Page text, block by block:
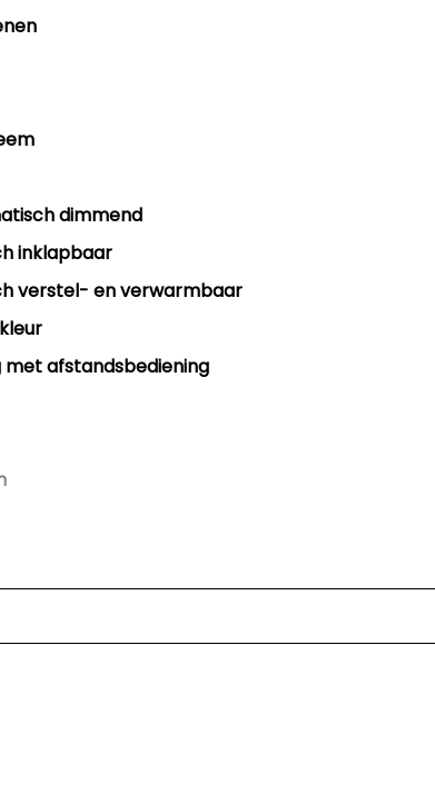
dimmend
inklapbaar
verstel- en verwarmbaar
afstandsbediening